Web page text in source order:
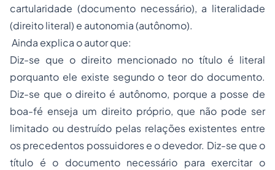
cartularidade (documento necessário), a literalidade
(direito literal) e autonomia (autônomo).
Ainda explica o autor que:
Diz-se que o direito mencionado no título é literal
porquanto ele existe segundo o teor do documento.
Diz-se que o direito é autônomo, porque a posse de
boa-fé enseja um direito próprio, que não pode ser
limitado ou destruído pelas relações existentes entre
os precedentos possuidores e o devedor. Diz-se que o
título é o documento necessário para exercitar o